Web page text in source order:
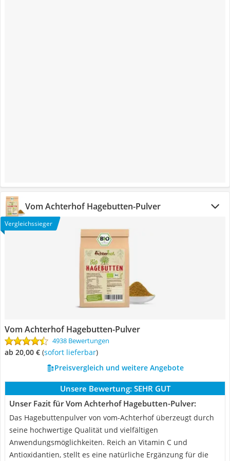
Vom Achterhof Hagebutten-Pulver
Vergleichssieger
Vom Achterhof Hagebutten-Pulver
4938 Bewertungen
ab 20,00 € ( Sofort lieferbar)
Preisvergleich und weitere Angebote
Unsere Bewertung: SEHR GUT
Unser Fazit für Vom Achterhof Hagebutten-Pulver:
Das Hagebuttenpulver von vom-Achterhof überzeugt durch
seine hochwertige Qualität und vielfältigen
Anwendungsmöglichkeiten. Reich an Vitamin C und
Antioxidantien, stellt es eine natürliche Ergänzung für die